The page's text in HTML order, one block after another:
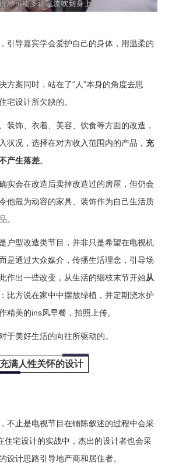
引导嘉宾学会爱护自己的身体，用温柔的
方案同时，站在了“人”本身的角度去思
宅设计所欠缺的。
装饰、衣着、美容、饮食等方面的改造，
状况，选择在对方收入范围内的产品， 充
产生落差。
实会在改造后卖掉改造过的房屋，但仍会
他最为动容的家具、装饰作为自己生活质
。
户型改造类节目，并非只是希望在电视机
是通过大众媒介，传播生活理念，引导场
作出一些改变， 从生活的细枝末节开始从
：比方说在家中中摆放绿植，并定期浇水护
精美的ins风早餐，拍照上传。
于美好生活的向往所驱动的。
充满人性关怀的设计
不止是电视节目在铺陈叙述的过程中会采
住宅设计的实战中，杰出的设计者也会采
设计思路引导地产商和居住者。